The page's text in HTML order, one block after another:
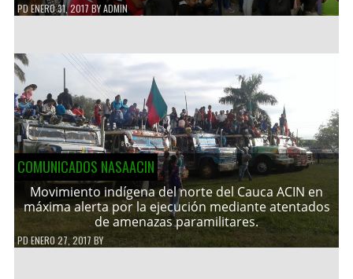
PDENERO 31, 2017 BYADMIN
COMUNICADOS NASAACIN
Movimiento indígena del norte del Cauca ACIN en
máxima alerta por la ejecución mediante atentados
de amenazas paramilitares.
PDENERO 27, 2017 BY